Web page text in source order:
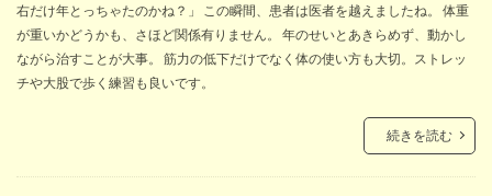
右だけ年とっちゃたのかね？」 この瞬間、患者は医者を越えましたね。 体重
が重いかどうかも、さほど関係有りません。 年のせいとあきらめず、動かし
ながら治すことが大事。 筋力の低下だけでなく体の使い方も大切。ストレッ
チや大股で歩く練習も良いです。
続きを読む